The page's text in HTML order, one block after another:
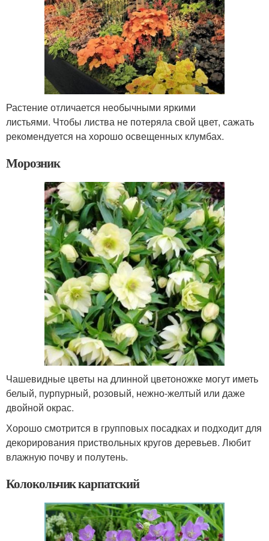
Растение отличается необычными яркими
листьями. Чтобы листва не потеряла свой цвет, сажать
рекомендуется на хорошо освещенных клумбах.
Морозник
Чашевидные цветы на длинной цветоножке могут иметь
белый, пурпурный, розовый, нежно-желтый или даже
двойной окрас.
Хорошо смотрится в групповых посадках и подходит для
декорирования приствольных кругов деревьев. Любит
влажную почву и полутень.
Колокольчик карпатский